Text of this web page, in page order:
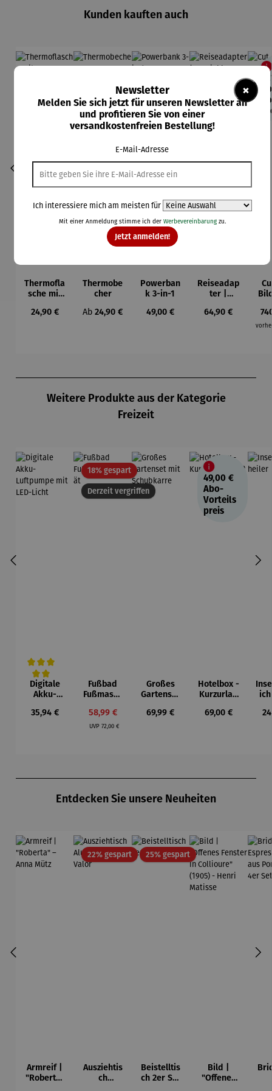
Kunden kauften auch
Thermofla
sche mit
rschluss
Regulärer Preis:
24,90 €
Thermobe
cher
Regulärer Preis:
Ab24,90 €
Powerban
k 3-in-1
Regulärer Preis:
49,00 €
Reiseadap
ter |
res USB-C
Regulärer Preis:
64,90 €
Weitere Produkte aus der Kategorie
Freizeit
Durchschnittliche Bewertung von 5 von 5 Sternen
Digitale
Akku-
mit LED-
Regulärer Preis:
35,94 €
Derzeit vergriffen
18% gespartRabatt
Fußbad
Fußmassa
Verkaufspreis:
58,99 €
UVP Regulärer Preis:
72,00 €
Großes
Gartenset
Schubkarr
Regulärer Preis:
69,99 €
49,00 €
Abo-
Vorteils
preis
Hotelbox -
Kurzurlau
Regulärer Preis:
69,00 €
Entdecken Sie unsere Neuheiten
Armreif |
"Roberta"
22% gespartRabatt
Ausziehtis
ch
25% gespartRabatt
Beistelltis
ch 2er Set
Bild |
"Offenes
×
Newsletter
Melden Sie sich jetzt für unseren Newsletter an
und profitieren Sie von einer
versandkostenfreien Bestellung!
E-Mail-Adresse
Ich interessiere mich am meisten für
Mit einer Anmeldung stimme ich der Werbevereinbarungzu.
Jetzt anmelden!